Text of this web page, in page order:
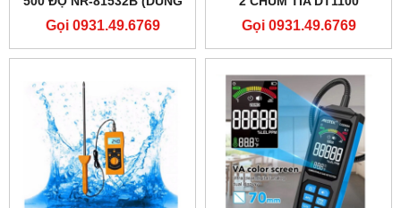
CHO MÁY DT1311)
Gọi 0931.49.6769 Gọi 0931.49.6769